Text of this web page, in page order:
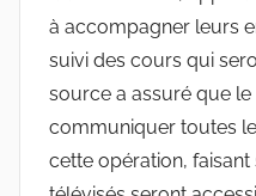
à accompagner leurs
suivi des cours qui
source a assuré que
communiquer toutes
cette opération,